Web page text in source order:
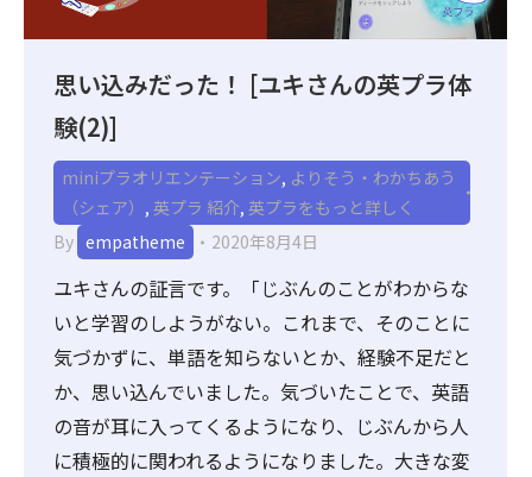
思い込みだった！ [ユキさんの英プラ体
験(2)]
miniプラオリエンテーション, よりそう・わかちあう
（シェア） , 英プラ 紹介, 英プラをもっと詳しく
By empatheme 2020年8月4日
ユキさんの証言です。「じぶんのことがわからな
いと学習のしようがない。これまで、そのことに
気づかずに、単語を知らないとか、経験不足だと
か、思い込んでいました。気づいたことで、英語
の音が耳に入ってくるようになり、じぶんから人
に積極的に関われるようになりました。大きな変